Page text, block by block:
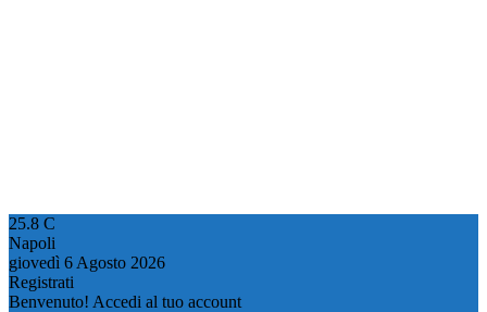
25.8 C
Napoli
giovedì 6 Agosto 2026
Registrati
Benvenuto! Accedi al tuo account